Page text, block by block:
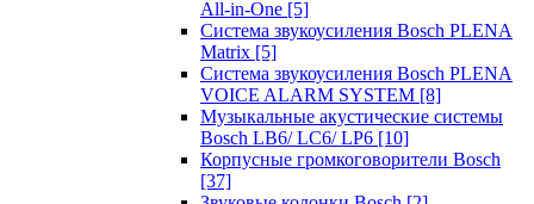
All-in-One [5]
Система звукоусиления Bosch PLENA
Matrix [5]
Система звукоусиления Bosch PLENA
VOICE ALARM SYSTEM [8]
Музыкальные акустические системы
Bosch LB6/ LC6/ LP6 [10]
Корпусные громкоговорители Bosch
[37]